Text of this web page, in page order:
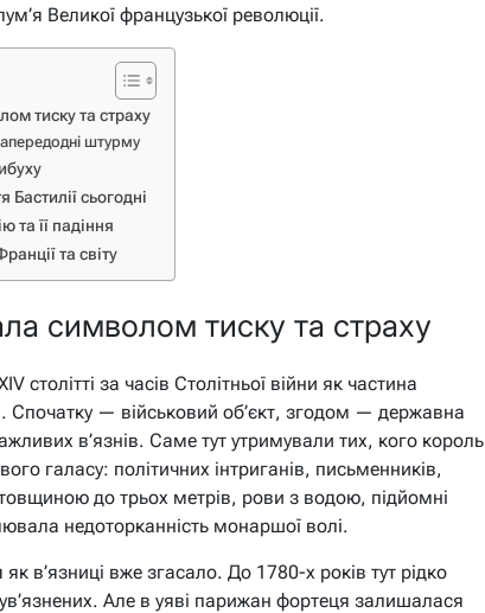
Великої французької революції.
тиску та страху
штурму
сьогодні
та її падіння
та світу
символом тиску та страху
столітті за часів Столітньої війни як частина
Спочатку — військовий об’єкт, згодом — державна
в’язнів. Саме тут утримували тих, кого король
галасу: політичних інтриганів, письменників,
товщиною до трьох метрів, рови з водою, підйомні
недоторканність монаршої волі.
як в’язниці вже згасало. До 1780-х років тут рідко
Але в уяві парижан фортеця залишалася